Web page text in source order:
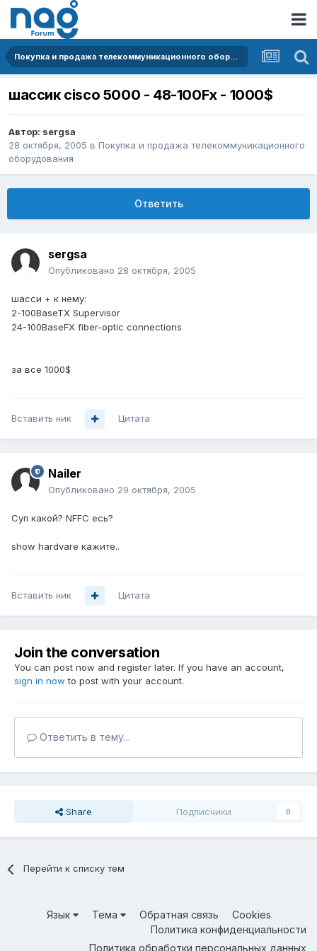
Покупка и продажа телекоммуникационного оборудования
шассик cisco 5000 - 48-100Fx - 1000$
Автор: sergsa
28 октября, 2005 в Покупка и продажа телекоммуникационного
оборудования
Ответить
sergsa
Опубликовано 28 октября, 2005
шасси + к нему:
2-100BaseTX Supervisor
24-100BaseFX fiber-optic connections
за все 1000$
Вставить ник Цитата
Nailer
Опубликовано 29 октября, 2005
Суп какой? NFFC есь?
show hardvare кажите..
Вставить ник Цитата
Join the conversation
You can post now and register later. If you have an account,
sign in now to post with your account.
Ответить в тему...
Share Подписчики 0
Перейти к списку тем
Язык Тема Обратная связь
Cookies
Политика конфиденциальности
Политика обработки персональных данных